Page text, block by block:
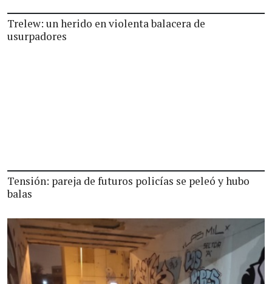
Trelew: un herido en violenta balacera de
usurpadores
Tensión: pareja de futuros policías se peleó y hubo
balas